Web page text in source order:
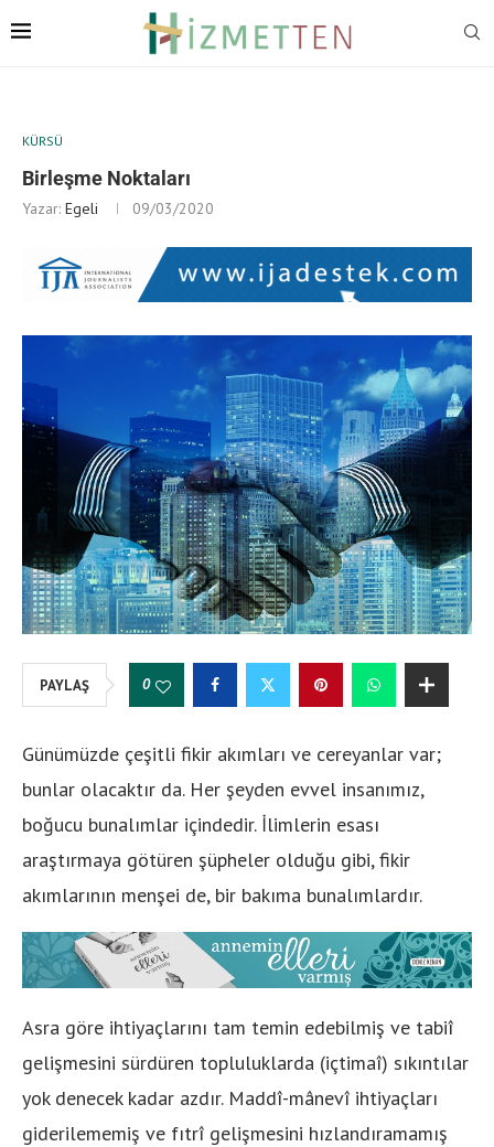
KÜRSÜ
Birleşme Noktaları
Yazar: Egeli 09/03/2020
PAYLAŞ 0
Günümüzde çeşitli fikir akımları ve cereyanlar var;
bunlar olacaktır da. Her şeyden evvel insanımız,
boğucu bunalımlar içindedir. İlimlerin esası
araştırmaya götüren şüpheler olduğu gibi, fikir
akımlarının menşei de, bir bakıma bunalımlardır.
Asra göre ihtiyaçlarını tam temin edebilmiş ve tabiî
gelişmesini sürdüren topluluklarda (içtimaî) sıkıntılar
yok denecek kadar azdır. Maddî-mânevî ihtiyaçları
giderilememiş ve fıtrî gelişmesini hızlandıramamış